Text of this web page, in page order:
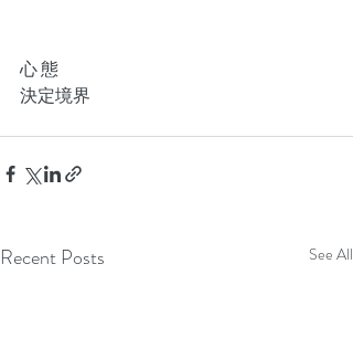
心 態
決定境界
Recent Posts See All